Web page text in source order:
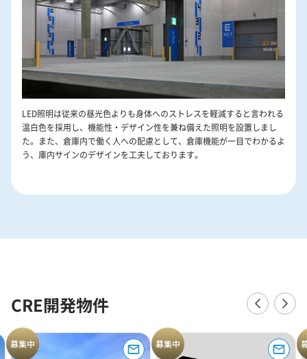
LED照明は従来の昼光色よりも身体へのストレスを軽減すると言われる
温白色を採用し、機能性・デザイン性を兼ね備えた照明を設置しまし
た。また、倉庫内で働く人への配慮として、倉庫機能が一目でわかるよ
う、庫内サインのデザインを工夫しております。
CRE開発物件
募集中 募集中